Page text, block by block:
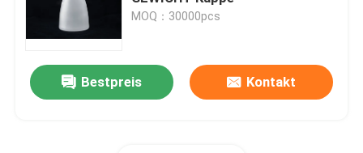
MOQ：30000pcs
Bestpreis Kontakt